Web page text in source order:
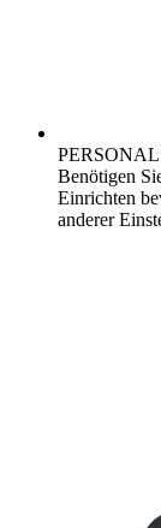
Benötigen
Einrichten
anderer